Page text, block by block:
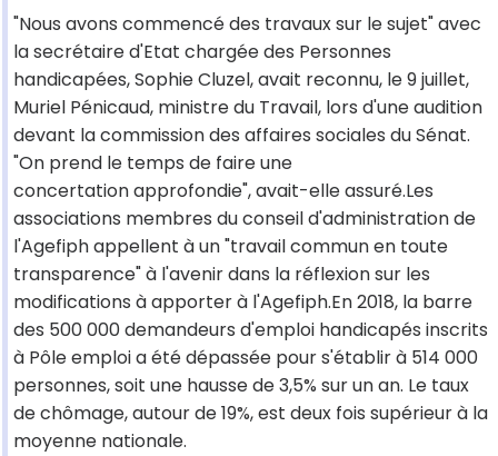
"Nous avons commencé des travaux sur le sujet" avec
la secrétaire d'Etat chargée des Personnes
handicapées, Sophie Cluzel, avait reconnu, le 9 juillet,
Muriel Pénicaud, ministre du Travail, lors d'une audition
devant la commission des affaires sociales du Sénat.
"On prend le temps de faire une
concertation approfondie", avait-elle assuré.Les
associations membres du conseil d'administration de
l'Agefiph appellent à un "travail commun en toute
transparence" à l'avenir dans la réflexion sur les
modifications à apporter à l'Agefiph.En 2018, la barre
des 500 000 demandeurs d'emploi handicapés inscrits
à Pôle emploi a été dépassée pour s'établir à 514 000
personnes, soit une hausse de 3,5% sur un an. Le taux
de chômage, autour de 19%, est deux fois supérieur à la
moyenne nationale.